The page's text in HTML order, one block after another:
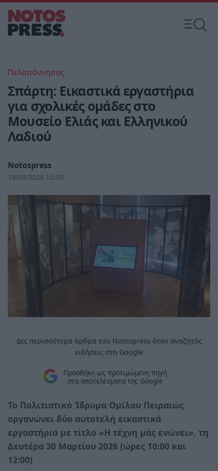
Πελοπόννησος
Σπάρτη: Εικαστικά εργαστήρια
για σχολικές ομάδες στο
Μουσείο Ελιάς και Ελληνικού
Λαδιού
Notospress
19/03/2026 12:03
Δες περισσότερα άρθρα του Notospress όταν αναζητάς
ειδήσεις στη Google
Προσθήκη ως προτιμώμενη πηγή
στα αποτελέσματα της Google
Το Πολιτιστικό Ίδρυμα Ομίλου Πειραιώς
οργανώνει δύο αυτοτελή εικαστικά
εργαστήρια με τίτλο «Η τέχνη μάς ενώνει», τη
Δευτέρα 30 Μαρτίου 2026 (ώρες 10:00 και
12:00)